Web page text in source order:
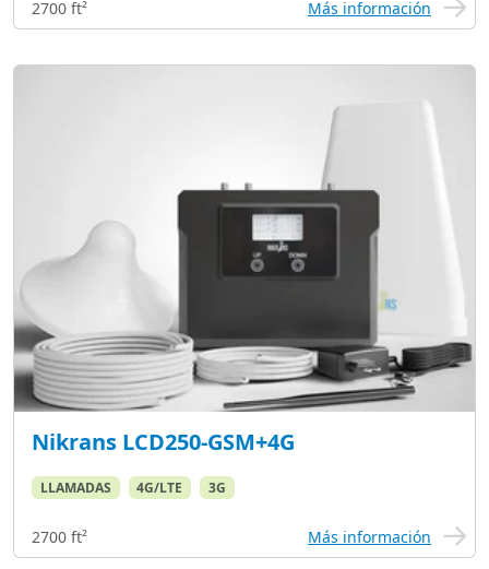
2700 ft² Más información
Nikrans LCD250-GSM+4G
LLAMADAS 4G/LTE 3G
2700 ft² Más información